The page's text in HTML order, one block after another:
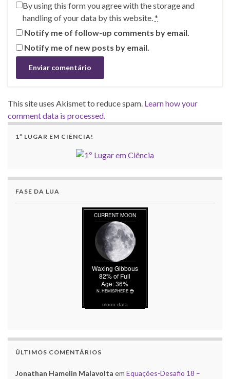
By using this form you agree with the storage and
handling of your data by this website.*
Notify me of follow-up comments by email.
Notify me of new posts by email.
This site uses Akismet to reduce spam. Learn how your
comment data is processed.
1º LUGAR EM CIÊNCIA!
FASE DA LUA
moon data
ÚLTIMOS COMENTÁRIOS
Jonathan Hamelin Malavolta em Equações-Desafio 18 –